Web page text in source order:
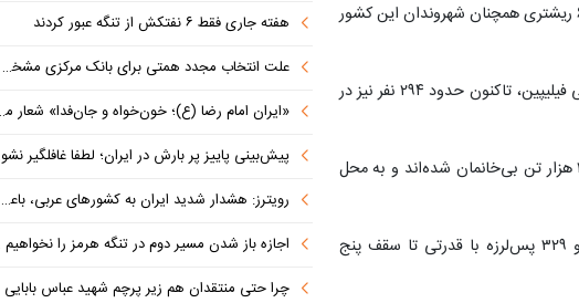
۷۲ نفر افزایش یافت و این در حالی است که پس‌لرزه‌های این زلزله ۶.۹ ریشتری همچنان شهروندان این کشور
به گفته شورای ملی تعدیل مخاطرات و مدیریت بحران و بلایای طبیعی فیلیپین، تاکنون حدود ۲۹۴ نفر نیز در
بیش از ۱۷۰ هزار نفر تحت تاثیر این زلزله قرار گرفته‌اند به طوری که ۲۰ هزار تن بی‌خانمان شده‌اند و به محل
به گفته مرکز آتشفشان‌شناسی و لرزه‌شناسی فیلیپین، حدود ۲ هزار و ۳۲۹ پس‌لرزه با قدرتی تا سقف پنج
هفته جاری فقط ۶ نفتکش از تنگه عبور کردند
علت انتخاب مجدد همتی برای بانک مرکزی مشخص شد: پزشکیان هنوز هم متوجه نشده است چرا همتی استیضاح شد!
«ایران امام رضا (ع)؛ خون‌خواه و جان‌فدا» شعار محوری دهه پایانی صفر شد
پیش‌بینی پاییز پر بارش در ایران؛ لطفا غافلگیر نشوید
رویترز: هشدار شدید ایران به کشورهای عربی، باعث توقف حمله آمریکا شد
اجازه باز شدن مسیر دوم در تنگه هرمز را نخواهیم داد
چرا حتی منتقدان هم زیر پرچم شهید عباس بابایی ایستادند؟